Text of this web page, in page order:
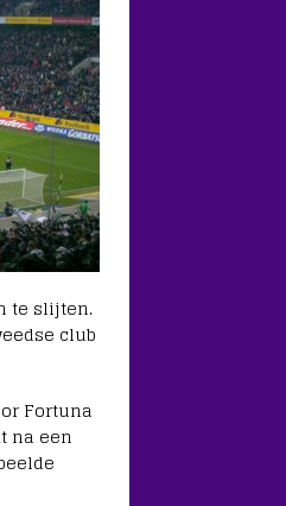
te slijten.
club
Fortuna
na een